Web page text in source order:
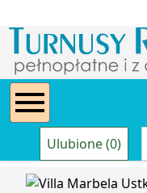
Ulubione (0)